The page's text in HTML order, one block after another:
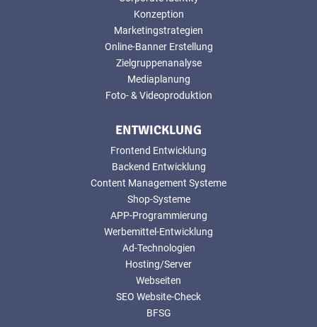
Konzeption
Marketingstrategien
Online-Banner Erstellung
Zielgruppenanalyse
Mediaplanung
Foto- & Videoproduktion
ENTWICKLUNG
Frontend Entwicklung
Backend Entwicklung
Content Management Systeme
Shop-Systeme
APP-Programmierung
Werbemittel-Entwicklung
Ad-Technologien
Hosting/Server
Webseiten
SEO Website-Check
BFSG